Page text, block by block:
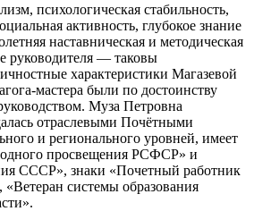
психологическая стабильность,
активность, глубокое знание
наставническая и методическая
руководителя — таковы
характеристики Магазевой
мастера были по достоинству
Муза Петровна
отраслевыми Почётными
и регионального уровней, имеет
просвещения РСФСР» и
СССР», знаки «Почетный работник
«Ветеран системы образования